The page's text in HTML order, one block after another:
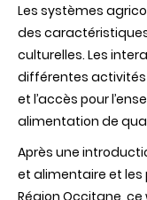
Les systèmes
des
culturelles. Les
différentes
et l’accès pour
alimentation de
Après une
et alimentaire et
Région Occitane,